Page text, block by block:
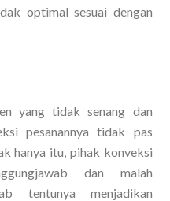
optimal sesuai dengan
yang tidak senang dan
pesanannya tidak pas
hanya itu, pihak konveksi
dan malah
tentunya menjadikan